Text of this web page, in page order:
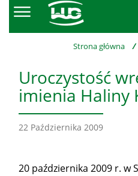
Strona główna /
Uroczystość
imienia Haliny
22 Października 2009
20 października 2009 r. w